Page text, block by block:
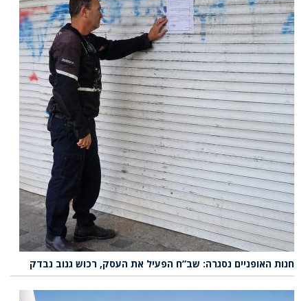
חנות האופניים נסגרה: שב”ח הפעיל את העסק, רכוש גנוב נבדק